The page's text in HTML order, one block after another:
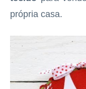
própria casa.